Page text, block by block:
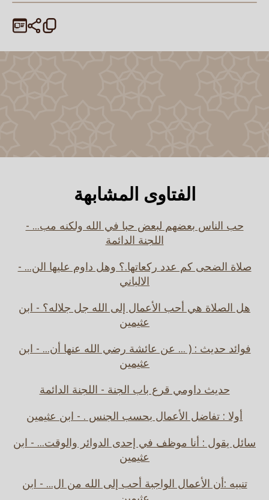
الفتاوى المشابهة
حب الناس بعضهم لبعض حبا في الله ولكنه مب... -
اللجنة الدائمة
صلاة الضحى كم عدد ركعاتها.؟ وهل داوم عليها الن... -
الالباني
هل الصلاة هي أحب الأعمال إلى الله جل جلاله؟ - ابن
عثيمين
فوائد حديث : ( ... عن عائشة رضي الله عنها أن... - ابن
عثيمين
حديث داومي قرع باب الجنة - اللجنة الدائمة
أولا : تفاضل الأعمال بحسب الجنس . - ابن عثيمين
سائل يقول : أنا موظف في إحدى الدوائر والوقت... - ابن
عثيمين
تنبيه :أن الأعمال الواجبة أحب إلى الله من ال... - ابن